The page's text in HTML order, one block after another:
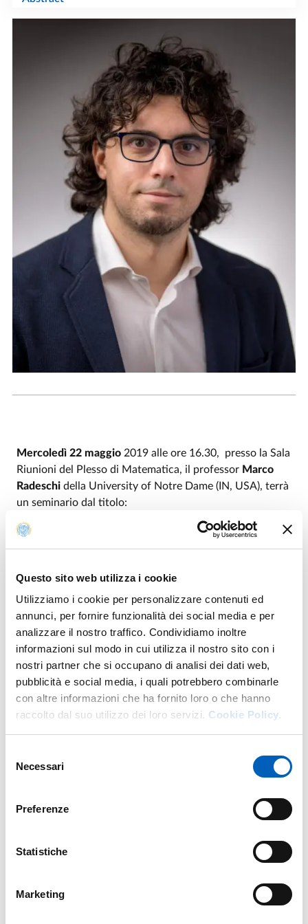
Questo sito web utilizza i cookie
Utilizziamo i cookie per personalizzare contenuti ed
annunci, per fornire funzionalità dei social media e per
analizzare il nostro traffico. Condividiamo inoltre
informazioni sul modo in cui utilizza il nostro sito con i
nostri partner che si occupano di analisi dei dati web,
pubblicità e social media, i quali potrebbero combinarle
con altre informazioni che ha fornito loro o che hanno
raccolto dal suo utilizzo dei loro servizi. Cookie Policy.
delNecessari
Preferenze
Statistiche
Marketing
Mercoledì 22 maggio 2019 alle ore 16.30, presso la Sala
Riunioni del Plesso di Matematica, il professor Marco
Radeschi della University of Notre Dame (IN, USA), terrà
un seminario dal titolo:
Orbifolds con tutte le geodetiche periodiche.
Organizzatore: Prof. Leonardo Biliotti
Pagina personale prof. Marco Radeschi
PDF
Orbifold Riemanniani mantengono molte delle proprietà
geodetiche. Quando tutte le geodetiche sono periodiche,
l'orbifold è detto orbifold Besse. In questo seminario